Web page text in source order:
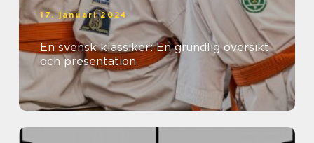
17. januari 2024
En svensk klassiker: En grundlig översikt
och presentation